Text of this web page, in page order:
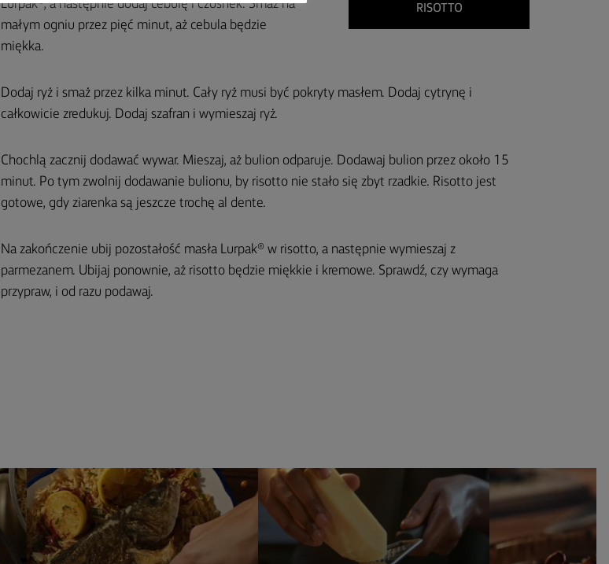
Lurpak®, a następnie dodaj cebulę i czosnek. Smaż na
małym ogniu przez pięć minut, aż cebula będzie
miękka.
RISOTTO
Dodaj ryż i smaż przez kilka minut. Cały ryż musi być pokryty masłem. Dodaj cytrynę i
całkowicie zredukuj. Dodaj szafran i wymieszaj ryż.
Chochlą zacznij dodawać wywar. Mieszaj, aż bulion odparuje. Dodawaj bulion przez około 15
minut. Po tym zwolnij dodawanie bulionu, by risotto nie stało się zbyt rzadkie. Risotto jest
gotowe, gdy ziarenka są jeszcze trochę al dente.
Na zakończenie ubij pozostałość masła Lurpak® w risotto, a następnie wymieszaj z
parmezanem. Ubijaj ponownie, aż risotto będzie miękkie i kremowe. Sprawdź, czy wymaga
przypraw, i od razu podawaj.